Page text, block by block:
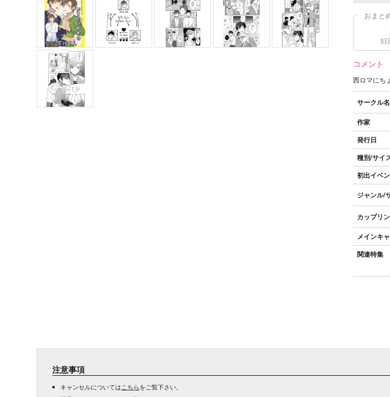
おまと
5
コメント
西ロマにち
サークル名
作家
発行日
種別/サイ
初出イベ
ジャンル/
カップリ
メインキ
関連特集
注意事項
キャンセルについては こちらをご覧下さい。